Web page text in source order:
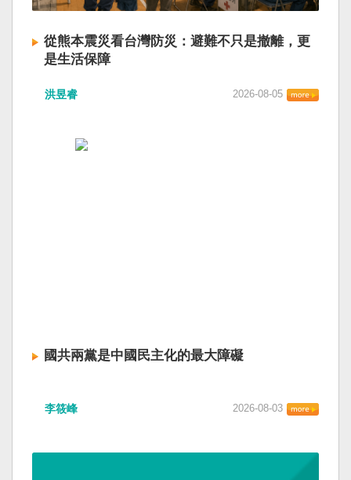
從熊本震災看台灣防災：避難不只是撤離，更
是生活保障
洪昱睿 2026-08-05
國共兩黨是中國民主化的最大障礙
李筱峰 2026-08-03